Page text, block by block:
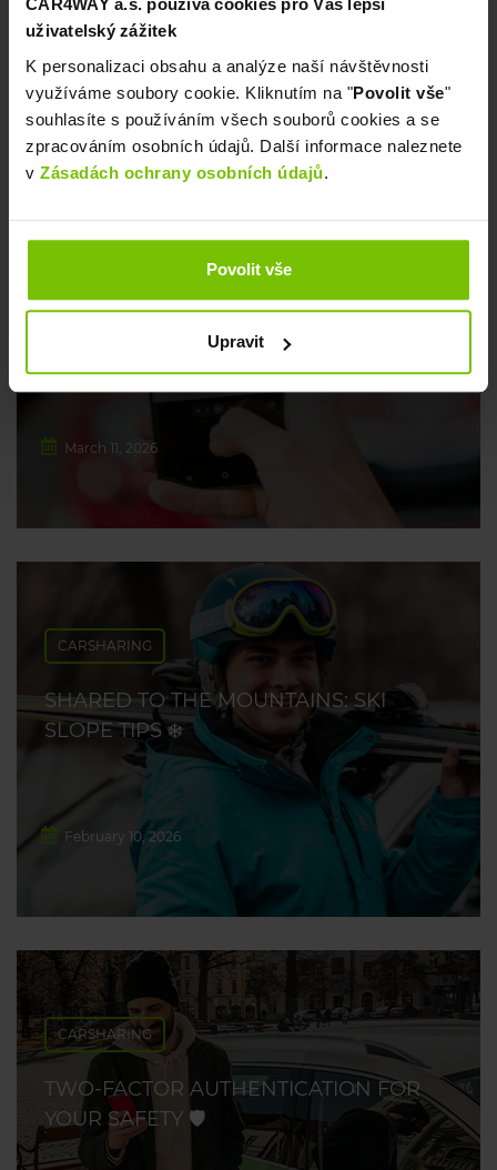
CAR4WAY a.s. používá cookies pro Váš lepší
uživatelský zážitek
K personalizaci obsahu a analýze naší návštěvnosti
využíváme soubory cookie. Kliknutím na "Povolit vše"
souhlasíte s používáním všech souborů cookies a se
zpracováním osobních údajů. Další informace naleznete
v Zásadách ochrany osobních údajů.
Povolit vše
Upravit
April 1, 2026
PHOTOS AT THE END OF THE
RESERVATION 📷
March 11, 2026
CARSHARING
SHARED TO THE MOUNTAINS: SKI
SLOPE TIPS ❄️
February 10, 2026
CARSHARING
TWO-FACTOR AUTHENTICATION FOR
YOUR SAFETY 🛡️